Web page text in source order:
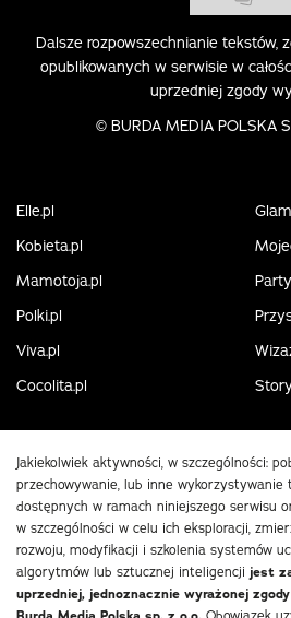
Dalsze rozpowszechnianie tekstów,
opublikowanych w serwisie w
uprzedniej zgody
© BURDA MEDIA POLSKA
Elle.pl
Kobieta.pl
Mamotoja.pl
Polki.pl
Viva.pl
Cocolita.pl
Jakiekolwiek aktywności, w szczególności:
przechowywanie, lub inne wykorzystywanie
dostępnych w ramach niniejszego serwisu
w szczególności w celu ich eksploracji,
rozwoju, modyfikacji i szkolenia systemów
algorytmów lub sztucznej inteligencji jest
uprzedniej, jednoznacznie wyrażonej